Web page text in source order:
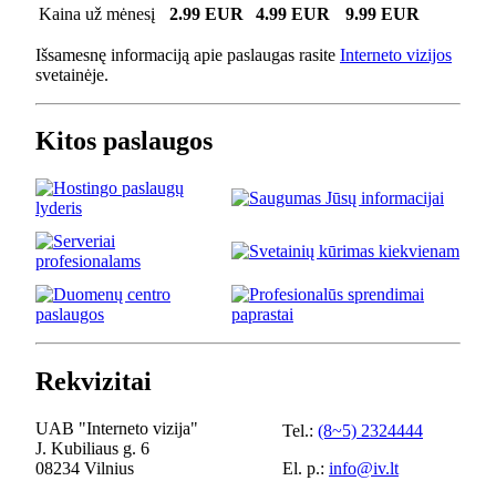
Kaina už mėnesį
2.99 EUR 4.99 EUR 9.99 EUR
Išsamesnę informaciją apie paslaugas rasite Interneto vizijos
svetainėje.
Kitos paslaugos
Rekvizitai
UAB "Interneto vizija"
J. Kubiliaus g. 6
08234 Vilnius
Tel.: (8~5) 2324444
El. p.: info@iv.lt